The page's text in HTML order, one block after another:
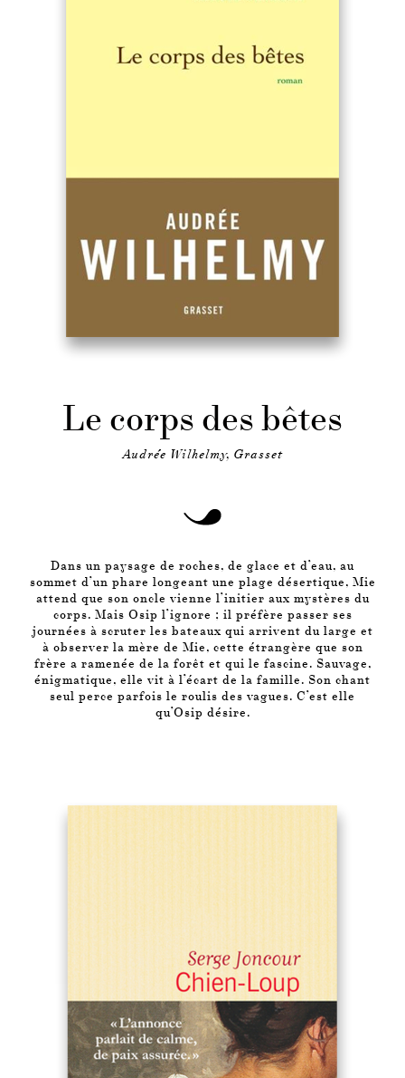
Le corps des bêtes
Audrée Wilhelmy, Grasset
Dans un paysage de roches, de glace et d’eau, au
sommet d’un phare longeant une plage désertique, Mie
attend que son oncle vienne l’initier aux mystères du
corps. Mais Osip l’ignore ; il préfère passer ses
journées à scruter les bateaux qui arrivent du large et
à observer la mère de Mie, cette étrangère que son
frère a ramenée de la forêt et qui le fascine. Sauvage,
énigmatique, elle vit à l’écart de la famille. Son chant
seul perce parfois le roulis des vagues. C’est elle
qu’Osip désire.